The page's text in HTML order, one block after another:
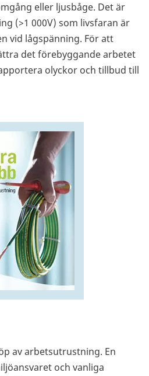
eller ljusbåge. Det är
(>1 000V) som livsfaran är
vid lågspänning. För att
det förebyggande arbetet
olyckor och tillbud till
av arbetsutrustning. En
och vanliga